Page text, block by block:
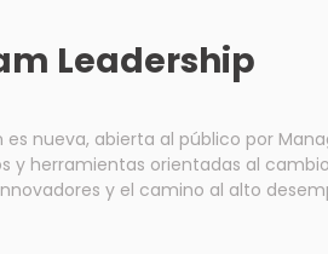
aprendizaje divididas en 4 sesiones
Leadership
nueva, abierta al público por
y el camino al alto desempeño.
y herramientas necesarias
entornos innovadores, fomentar el